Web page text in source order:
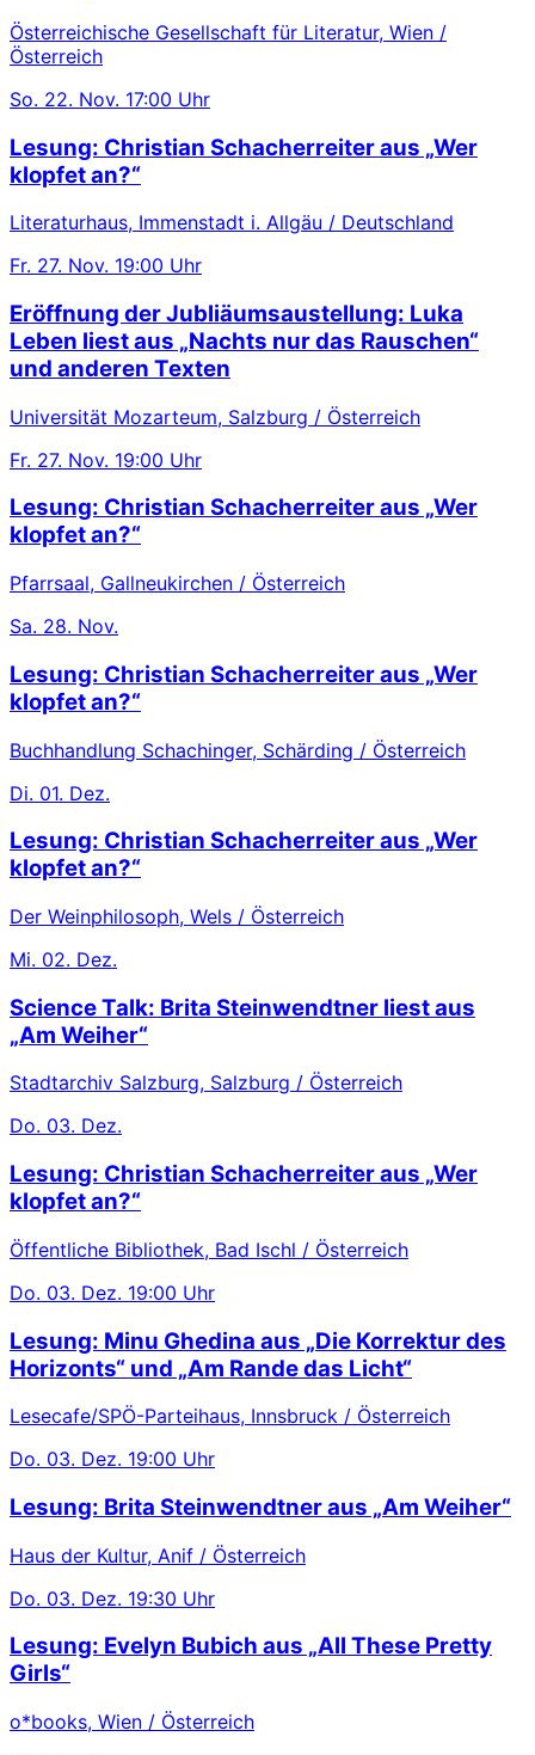
Österreichische Gesellschaft für Literatur, Wien /
Österreich
So. 22. Nov. 17:00 Uhr
Lesung: Christian Schacherreiter aus „Wer
klopfet an?“
Literaturhaus, Immenstadt i. Allgäu / Deutschland
Fr. 27. Nov. 19:00 Uhr
Eröffnung der Jubliäumsaustellung: Luka
Leben liest aus „Nachts nur das Rauschen“
und anderen Texten
Universität Mozarteum, Salzburg / Österreich
Fr. 27. Nov. 19:00 Uhr
Lesung: Christian Schacherreiter aus „Wer
klopfet an?“
Pfarrsaal, Gallneukirchen / Österreich
Sa. 28. Nov.
Lesung: Christian Schacherreiter aus „Wer
klopfet an?“
Buchhandlung Schachinger, Schärding / Österreich
Di. 01. Dez.
Lesung: Christian Schacherreiter aus „Wer
klopfet an?“
Der Weinphilosoph, Wels / Österreich
Mi. 02. Dez.
Science Talk: Brita Steinwendtner liest aus
„Am Weiher“
Stadtarchiv Salzburg, Salzburg / Österreich
Do. 03. Dez.
Lesung: Christian Schacherreiter aus „Wer
klopfet an?“
Öffentliche Bibliothek, Bad Ischl / Österreich
Do. 03. Dez. 19:00 Uhr
Lesung: Minu Ghedina aus „Die Korrektur des
Horizonts“ und „Am Rande das Licht“
Lesecafe/SPÖ-Parteihaus, Innsbruck / Österreich
Do. 03. Dez. 19:00 Uhr
Lesung: Brita Steinwendtner aus „Am Weiher“
Haus der Kultur, Anif / Österreich
Do. 03. Dez. 19:30 Uhr
Lesung: Evelyn Bubich aus „All These Pretty
Girls“
o*books, Wien / Österreich